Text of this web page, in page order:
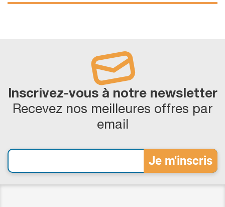
Inscrivez-vous à notre newsletter
Recevez nos meilleures offres par
email